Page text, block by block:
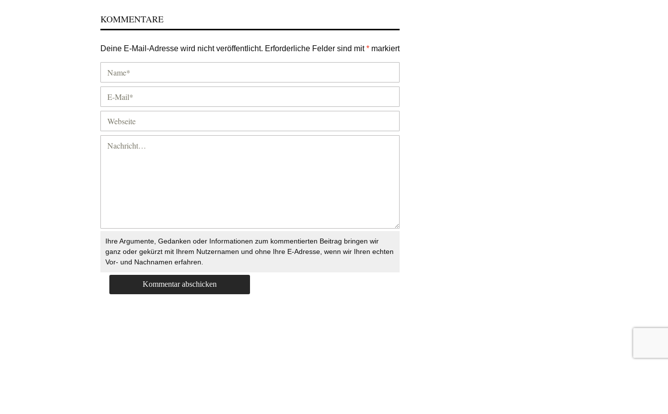
KOMMENTARE
Deine E-Mail-Adresse wird nicht veröffentlicht. Erforderliche Felder sind mit* markiert
Ihre Argumente, Gedanken oder Informationen zum kommentierten Beitrag bringen wir
ganz oder gekürzt mit Ihrem Nutzernamen und ohne Ihre E-Adresse, wenn wir Ihren echten
Vor- und Nachnamen erfahren.